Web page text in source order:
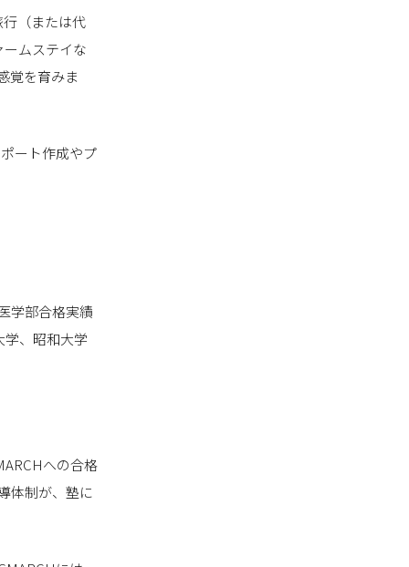
行（または代
ムステイな
覚を育みま
ート作成やプ
学部合格実績
学、昭和大学
への合格
体制が、塾に